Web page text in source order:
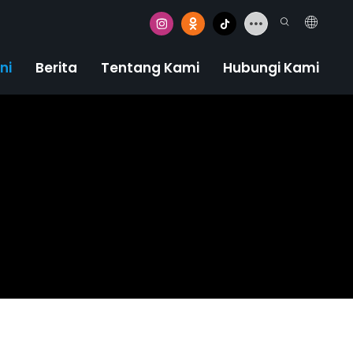
Berita Tentang Kami Hubungi Kami